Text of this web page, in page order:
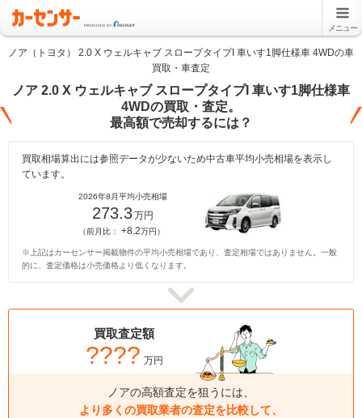
メニュー
ノア（トヨタ） 2.0 X ウェルキャブ スロープタイプI 車いす1脚仕様車 4WDの車
買取・車査定
ノア 2.0 X ウェルキャブ スロープタイプI 車いす1脚仕様車
4WDの買取・査定。
最高額で売却するには？
買取相場算出には参照データが少ないため中古車平均小売相場を表示し
ています。
2026年8月平均小売相場
273.3万円
（前月比： +8.2万円）
※上記はカーセンサー掲載物件の平均小売相場であり、査定相場ではありません。一般
的に、査定価格は小売価格より低くなります。
買取査定額
???? 万円
ノアの高額査定を狙うには、
より多くの買取業者の査定を比較して、